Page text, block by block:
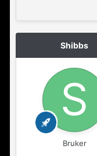
Shibbs
Bruker